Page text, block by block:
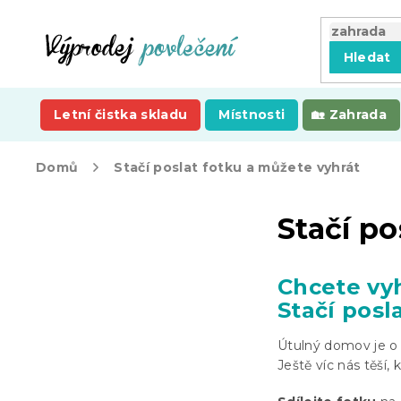
Hledat
Letní čistka skladu Místnosti Zahrada
Domů Stačí poslat fotku a můžete vyhrát
Stačí
Chcete
Stačí
Útulný domov je o
Ještě víc nás těší,